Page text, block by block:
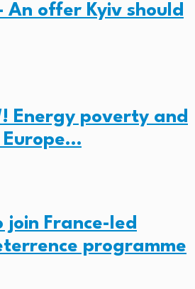
An offer Kyiv should
Energy poverty and
Europe…
join France-led
programme